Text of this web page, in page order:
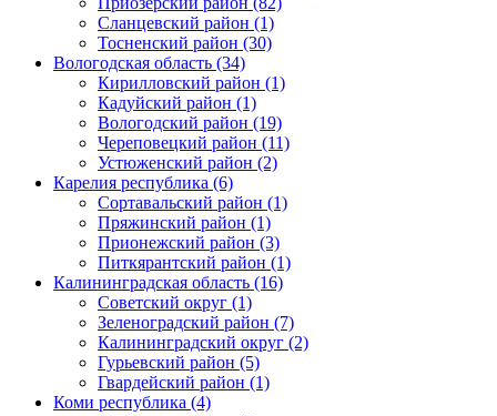
Сланцевский район (1)
Тосненский район (30)
Вологодская область (34)
Кирилловский район (1)
Кадуйский район (1)
Вологодский район (19)
Череповецкий район (11)
Устюженский район (2)
Карелия республика (6)
Сортавальский район (1)
Пряжинский район (1)
Прионежский район (3)
Питкярантский район (1)
Калининградская область (16)
Советский округ (1)
Зеленоградский район (7)
Калининградский округ (2)
Гурьевский район (5)
Гвардейский район (1)
Коми республика (4)